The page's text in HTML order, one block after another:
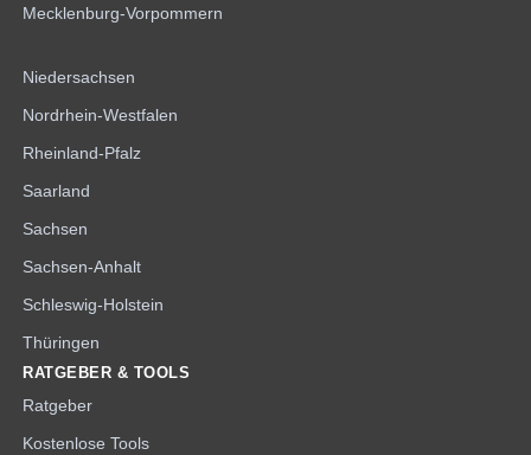
Mecklenburg-Vorpommern
Niedersachsen
Nordrhein-Westfalen
Rheinland-Pfalz
Saarland
Sachsen
Sachsen-Anhalt
Schleswig-Holstein
Thüringen
RATGEBER & TOOLS
Ratgeber
Kostenlose Tools